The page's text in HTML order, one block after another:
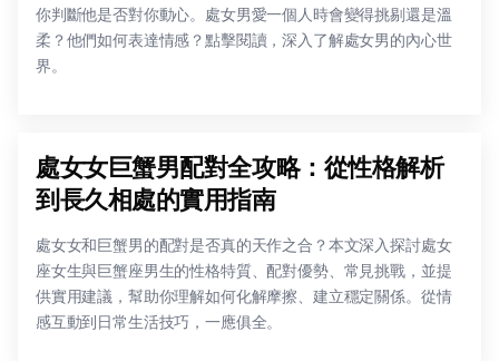
你判斷他是否對你動心。處女男愛一個人時會變得挑剔還是溫
柔？他們如何表達情感？點擊閱讀，深入了解處女男的內心世
界。
處女女巨蟹男配對全攻略：從性格解析
到長久相處的實用指南
處女女和巨蟹男的配對是否真的天作之合？本文深入探討處女
座女生與巨蟹座男生的性格特質、配對優勢、常見挑戰，並提
供實用建議，幫助你理解如何化解摩擦、建立穩定關係。從情
感互動到日常生活技巧，一應俱全。